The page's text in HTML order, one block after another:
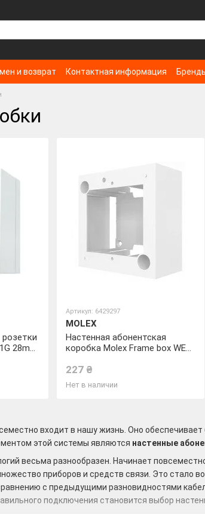
и возврат Контактная информация
входит в нашу жизнь. Оно
этой системы являются настенные
весьма разнообразен. Начинает
приборов и средств связи. Это стало
с предыдущими разновидностями
подключения становится выбор
28mm
Артикул: 6429297
MOLEX
Настенная абонентская
коробка Molex Frame box WEU,
227 ₴
Нет в наличии